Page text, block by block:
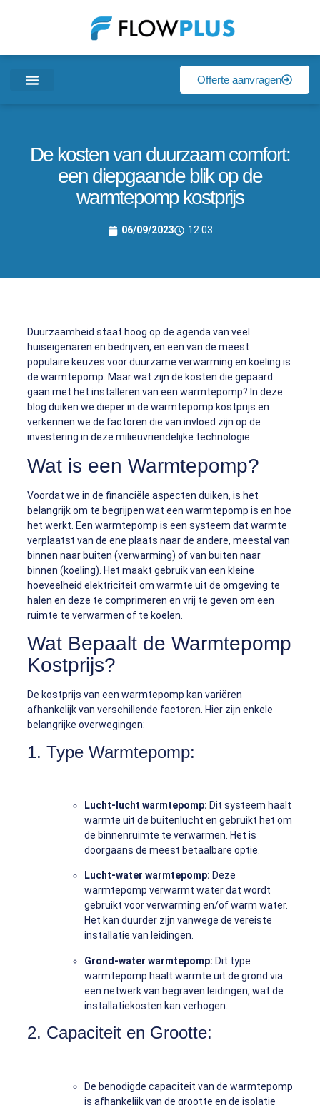
Offerte aanvragen
De kosten van duurzaam comfort:
een diepgaande blik op de
warmtepomp kostprijs
06/09/2023 12:03
Duurzaamheid staat hoog op de agenda van veel
huiseigenaren en bedrijven, en een van de meest
populaire keuzes voor duurzame verwarming en koeling is
de warmtepomp. Maar wat zijn de kosten die gepaard
gaan met het installeren van een warmtepomp? In deze
blog duiken we dieper in de warmtepomp kostprijs en
verkennen we de factoren die van invloed zijn op de
investering in deze milieuvriendelijke technologie.
Wat is een Warmtepomp?
Voordat we in de financiële aspecten duiken, is het
belangrijk om te begrijpen wat een warmtepomp is en hoe
het werkt. Een warmtepomp is een systeem dat warmte
verplaatst van de ene plaats naar de andere, meestal van
binnen naar buiten (verwarming) of van buiten naar
binnen (koeling). Het maakt gebruik van een kleine
hoeveelheid elektriciteit om warmte uit de omgeving te
halen en deze te comprimeren en vrij te geven om een
ruimte te verwarmen of te koelen.
Wat Bepaalt de Warmtepomp
Kostprijs?
De kostprijs van een warmtepomp kan variëren
afhankelijk van verschillende factoren. Hier zijn enkele
belangrijke overwegingen:
1. Type Warmtepomp:
Lucht-lucht warmtepomp: Dit systeem haalt
warmte uit de buitenlucht en gebruikt het om
de binnenruimte te verwarmen. Het is
doorgaans de meest betaalbare optie.
Lucht-water warmtepomp: Deze
warmtepomp verwarmt water dat wordt
gebruikt voor verwarming en/of warm water.
Het kan duurder zijn vanwege de vereiste
installatie van leidingen.
Grond-water warmtepomp: Dit type
warmtepomp haalt warmte uit de grond via
een netwerk van begraven leidingen, wat de
installatiekosten kan verhogen.
2. Capaciteit en Grootte:
De benodigde capaciteit van de warmtepomp
is afhankelijk van de grootte en de isolatie